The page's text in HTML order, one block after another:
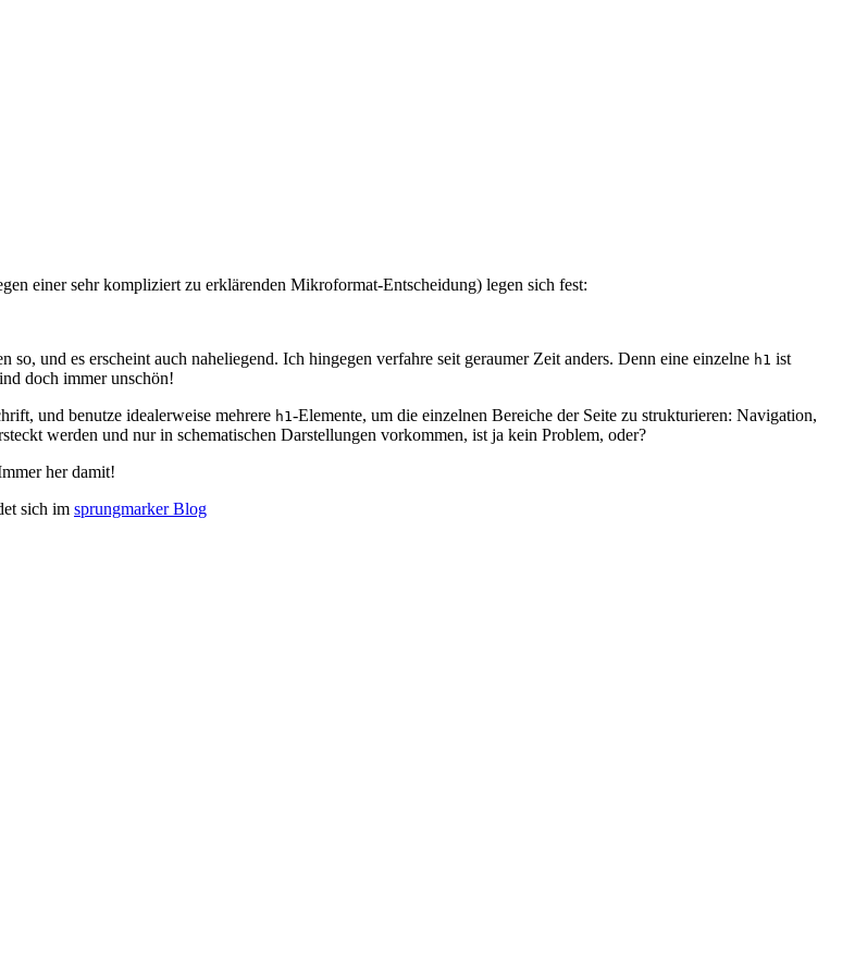
einer sehr kompliziert zu erklärenden Mikroformat-Entscheidung) legen sich fest:
und es erscheint auch naheliegend. Ich hingegen verfahre seit geraumer Zeit anders. Denn eine einzelne h1 ist
doch immer unschön!
und benutze idealerweise mehrere h1 -Elemente, um die einzelnen Bereiche der Seite zu strukturieren: Navigation,
werden und nur in schematischen Darstellungen vorkommen, ist ja kein Problem, oder?
her damit!
sich im sprungmarker Blog